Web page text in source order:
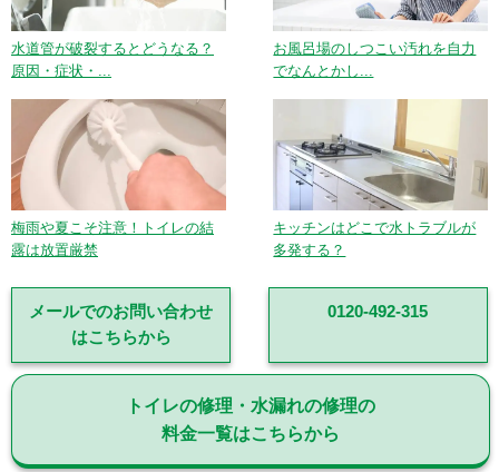
水道管が破裂するとどうなる？
原因・症状・...
お風呂場のしつこい汚れを自力
でなんとかし...
梅雨や夏こそ注意！トイレの結
露は放置厳禁
キッチンはどこで水トラブルが
多発する？
メールでのお問い合わせ
はこちらから
0120-492-315
トイレの修理・水漏れの修理の
料金一覧はこちらから